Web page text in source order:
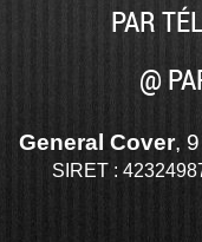
PAR
@
General Cover,
SIRET :